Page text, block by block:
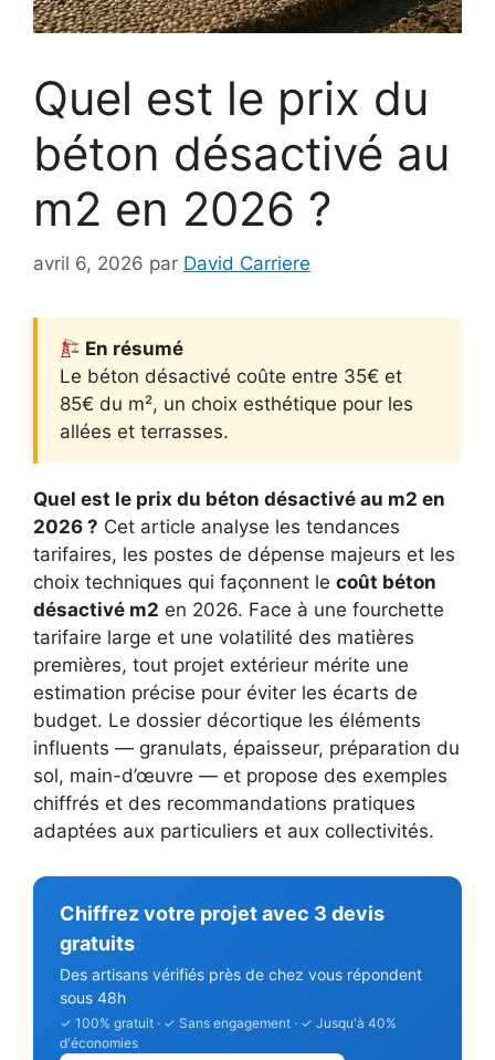
Quel est le prix du
béton désactivé au
m2 en 2026 ?
avril 6, 2026 par David Carriere
En résumé
Le béton désactivé coûte entre 35€ et
85€ du m², un choix esthétique pour les
allées et terrasses.
Quel est le prix du béton désactivé au m2 en
2026 ? Cet article analyse les tendances
tarifaires, les postes de dépense majeurs et les
choix techniques qui façonnent le coût béton
désactivé m2 en 2026. Face à une fourchette
tarifaire large et une volatilité des matières
premières, tout projet extérieur mérite une
estimation précise pour éviter les écarts de
budget. Le dossier décortique les éléments
influents — granulats, épaisseur, préparation du
sol, main-d’œuvre — et propose des exemples
chiffrés et des recommandations pratiques
adaptées aux particuliers et aux collectivités.
Chiffrez votre projet avec 3 devis
gratuits
Des artisans vérifiés près de chez vous répondent
sous 48h
✓ 100% gratuit · ✓ Sans engagement · ✓ Jusqu'à 40%
d'économies